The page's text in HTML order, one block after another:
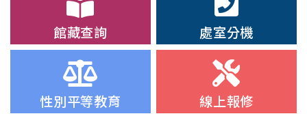
館藏查詢 處室分機
性別平等教育 線上報修